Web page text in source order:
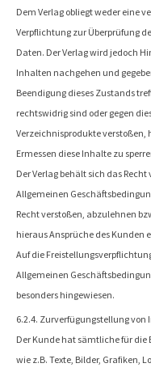
Dem Verlag obliegt weder eine
Verpflichtung zur Überprüfung
Daten. Der Verlag wird jedoch
Inhalten nachgehen und
Beendigung dieses Zustands
rechtswidrig sind oder gegen
Verzeichnisprodukte verstoßen,
Ermessen diese Inhalte zu
Der Verlag behält sich das
Allgemeinen
Recht verstoßen, abzulehnen
hieraus Ansprüche des Kunden
Auf die
Allgemeinen
besonders hingewiesen.
6.2.4. Zurverfügungstellung von
Der Kunde hat sämtliche für die
wie z.B. Texte, Bilder, Grafiken,